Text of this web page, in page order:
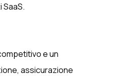
e un
assicurazione